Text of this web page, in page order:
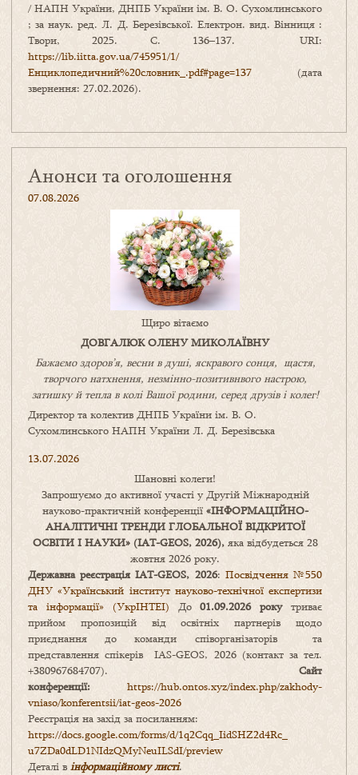
/ НАПН України, ДНПБ України ім. В. О. Сухомлинського
; за наук. ред. Л. Д. Березівської. Електрон. вид. Вінниця :
Твори, 2025. С. 136–137. URI:
https://lib.iitta.gov.ua/745951/1/
Енциклопедичний%20словник_.pdf#page=137 (дата
звернення: 27.02.2026).
Анонси та оголошення
07.08.2026
Щиро вітаємо
ДОВГАЛЮК ОЛЕНУ МИКОЛАЇВНУ
Бажаємо здоров’я, весни в душі, яскравого сонця, щастя,
творчого натхнення, незмінно-позитивнвого настрою,
затишкуйтепла в коліВашоїродини, серед друзів і колег!
Директор та колектив ДНПБ України ім. В. О.
Сухомлинського НАПН України Л. Д. Березівська
13.07.2026
Шановні колеги!
Запрошуємо до активної участі у Другій Міжнародній
науково-практичній конференції «ІНФОРМАЦІЙНО-
АНАЛІТИЧНІ ТРЕНДИ ГЛОБАЛЬНОЇ ВІДКРИТОЇ
ОСВІТИ І НАУКИ» (IAT-GEOS, 2026),яка відбудеться 28
жовтня 2026 року.
Державна реєстрація IAT-GEOS, 2026: Посвідчення №550
ДНУ «Український інститут науково-технічної експертизи
та інформації» (УкрІНТЕІ) До01.09.2026 рокутриває
прийом пропозицій від освітніх партнерів щодо
приєднання до команди співорганізаторів та
представлення спікерів IAS-GEOS, 2026 (контакт за тел.
+380967684707). Сайт
конференції: https://hub.ontos.xyz/index.php/zakhody-
vniaso/konferentsii/iat-geos-2026
Реєстрація на захід за посиланням:
https://docs.google.com/forms/d/1q2Cqq_IidSHZ2d4Rc_
u7ZDa0dLD1NIdzQMyNeuILSdI/preview
Деталі в інформаційному листі.